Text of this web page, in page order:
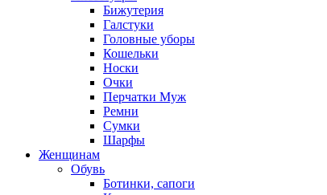
Бижутерия
Галстуки
Головные уборы
Кошельки
Носки
Очки
Перчатки Муж
Ремни
Сумки
Шарфы
Женщинам
Обувь
Ботинки, сапоги